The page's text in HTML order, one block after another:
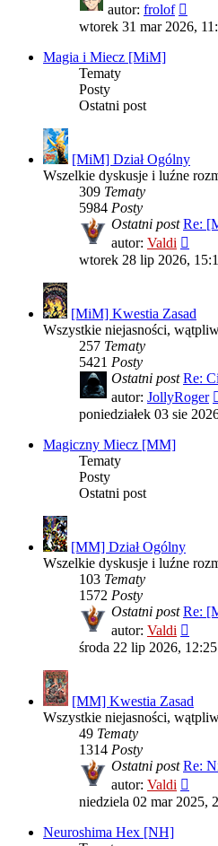
autor: frolof
post
wtorek 31 mar 2026,
Magia i Miecz [MiM]
Tematy
Posty
Ostatni post
[MiM] Dział Ogólny
Wszelkie dyskusje i luźne
309 Tematy
5984 Posty
Ostatni post Re:
autor: Valdi
wtorek 28 lip 2026,
[MiM] Kwestia Zasad
Wszystkie niejasności,
257 Tematy
5421 Posty
Ostatni post Re:
autor: JollyRoger
poniedziałek 03 sie
Magiczny Miecz [MM]
Tematy
Posty
Ostatni post
[MM] Dział Ogólny
Wszelkie dyskusje i luźne
103 Tematy
1572 Posty
Ostatni post Re:
autor: Valdi
środa 22 lip 2026, 12:25
[MM] Kwestia Zasad
Wszystkie niejasności,
49 Tematy
1314 Posty
Ostatni post Re:
autor: Valdi
post
niedziela 02 mar 2025,
Neuroshima Hex [NH]